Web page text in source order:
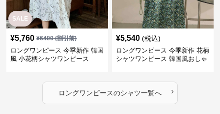
SALE
¥5,760 ¥6400(割引前)
ロングワンピース 今季新作 韓国
風 小花柄シャツワンピース
¥5,540 (税込)
ロングワンピース 今季新作 花柄
シャツワンピース 韓国風おしゃ
ロングワンピースのシャツ一覧へ ›